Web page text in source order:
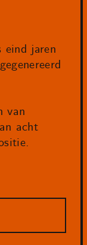
eind jaren
van
acht